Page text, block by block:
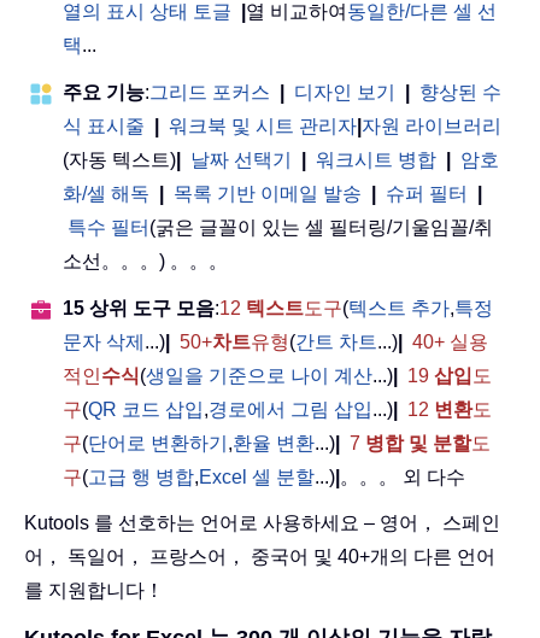
열의 표시 상태 토글
열 비교하여 동일한/다른 셀 선
택...
주요 기능:그리드 포커스 디자인 보기
향상된 수
식 표시줄
워크북 및 시트 관리자 자원 라이브러리
(자동 텍스트)
날짜 선택기 워크시트 병합
암호
화/셀 해독
목록 기반 이메일 발송 슈퍼 필터
특수 필터 (굵은 글꼴이 있는 셀 필터링/기울임꼴/취
소선。。。) 。。。
15 상위 도구 모음:12 텍스트도구(텍스트 추가,특정
문자 삭제 ...) 50+차트유형(간트 차트...)
40+ 실용
적인수식(생일을 기준으로 나이 계산...) 19 삽입 도
구(QR 코드 삽입,경로에서 그림 삽입...) 12 변환도
구(단어로 변환하기 ,환율 변환...) 7 병합 및 분할도
구(고급 행 병합,Excel 셀 분할...) 。。。 외 다수
Kutools 를 선호하는 언어로 사용하세요 – 영어， 스페인
어， 독일어， 프랑스어， 중국어 및 40+개의 다른 언어
를 지원합니다！